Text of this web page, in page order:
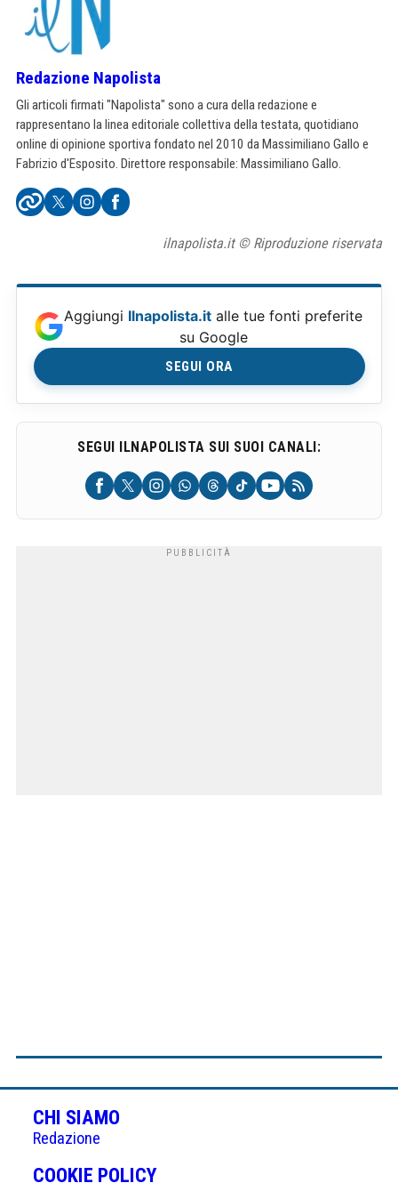
Redazione Napolista
Gli articoli firmati "Napolista" sono a cura della redazione e
rappresentano la linea editoriale collettiva della testata, quotidiano
online di opinione sportiva fondato nel 2010 da Massimiliano Gallo e
Fabrizio d'Esposito. Direttore responsabile: Massimiliano Gallo.
ilnapolista.it © Riproduzione riservata
Aggiungi Ilnapolista.it alle tue fonti preferite
su Google
SEGUI ORA
SEGUI ILNAPOLISTA SUI SUOI CANALI:
CHI SIAMO
Redazione
COOKIE POLICY(APRE